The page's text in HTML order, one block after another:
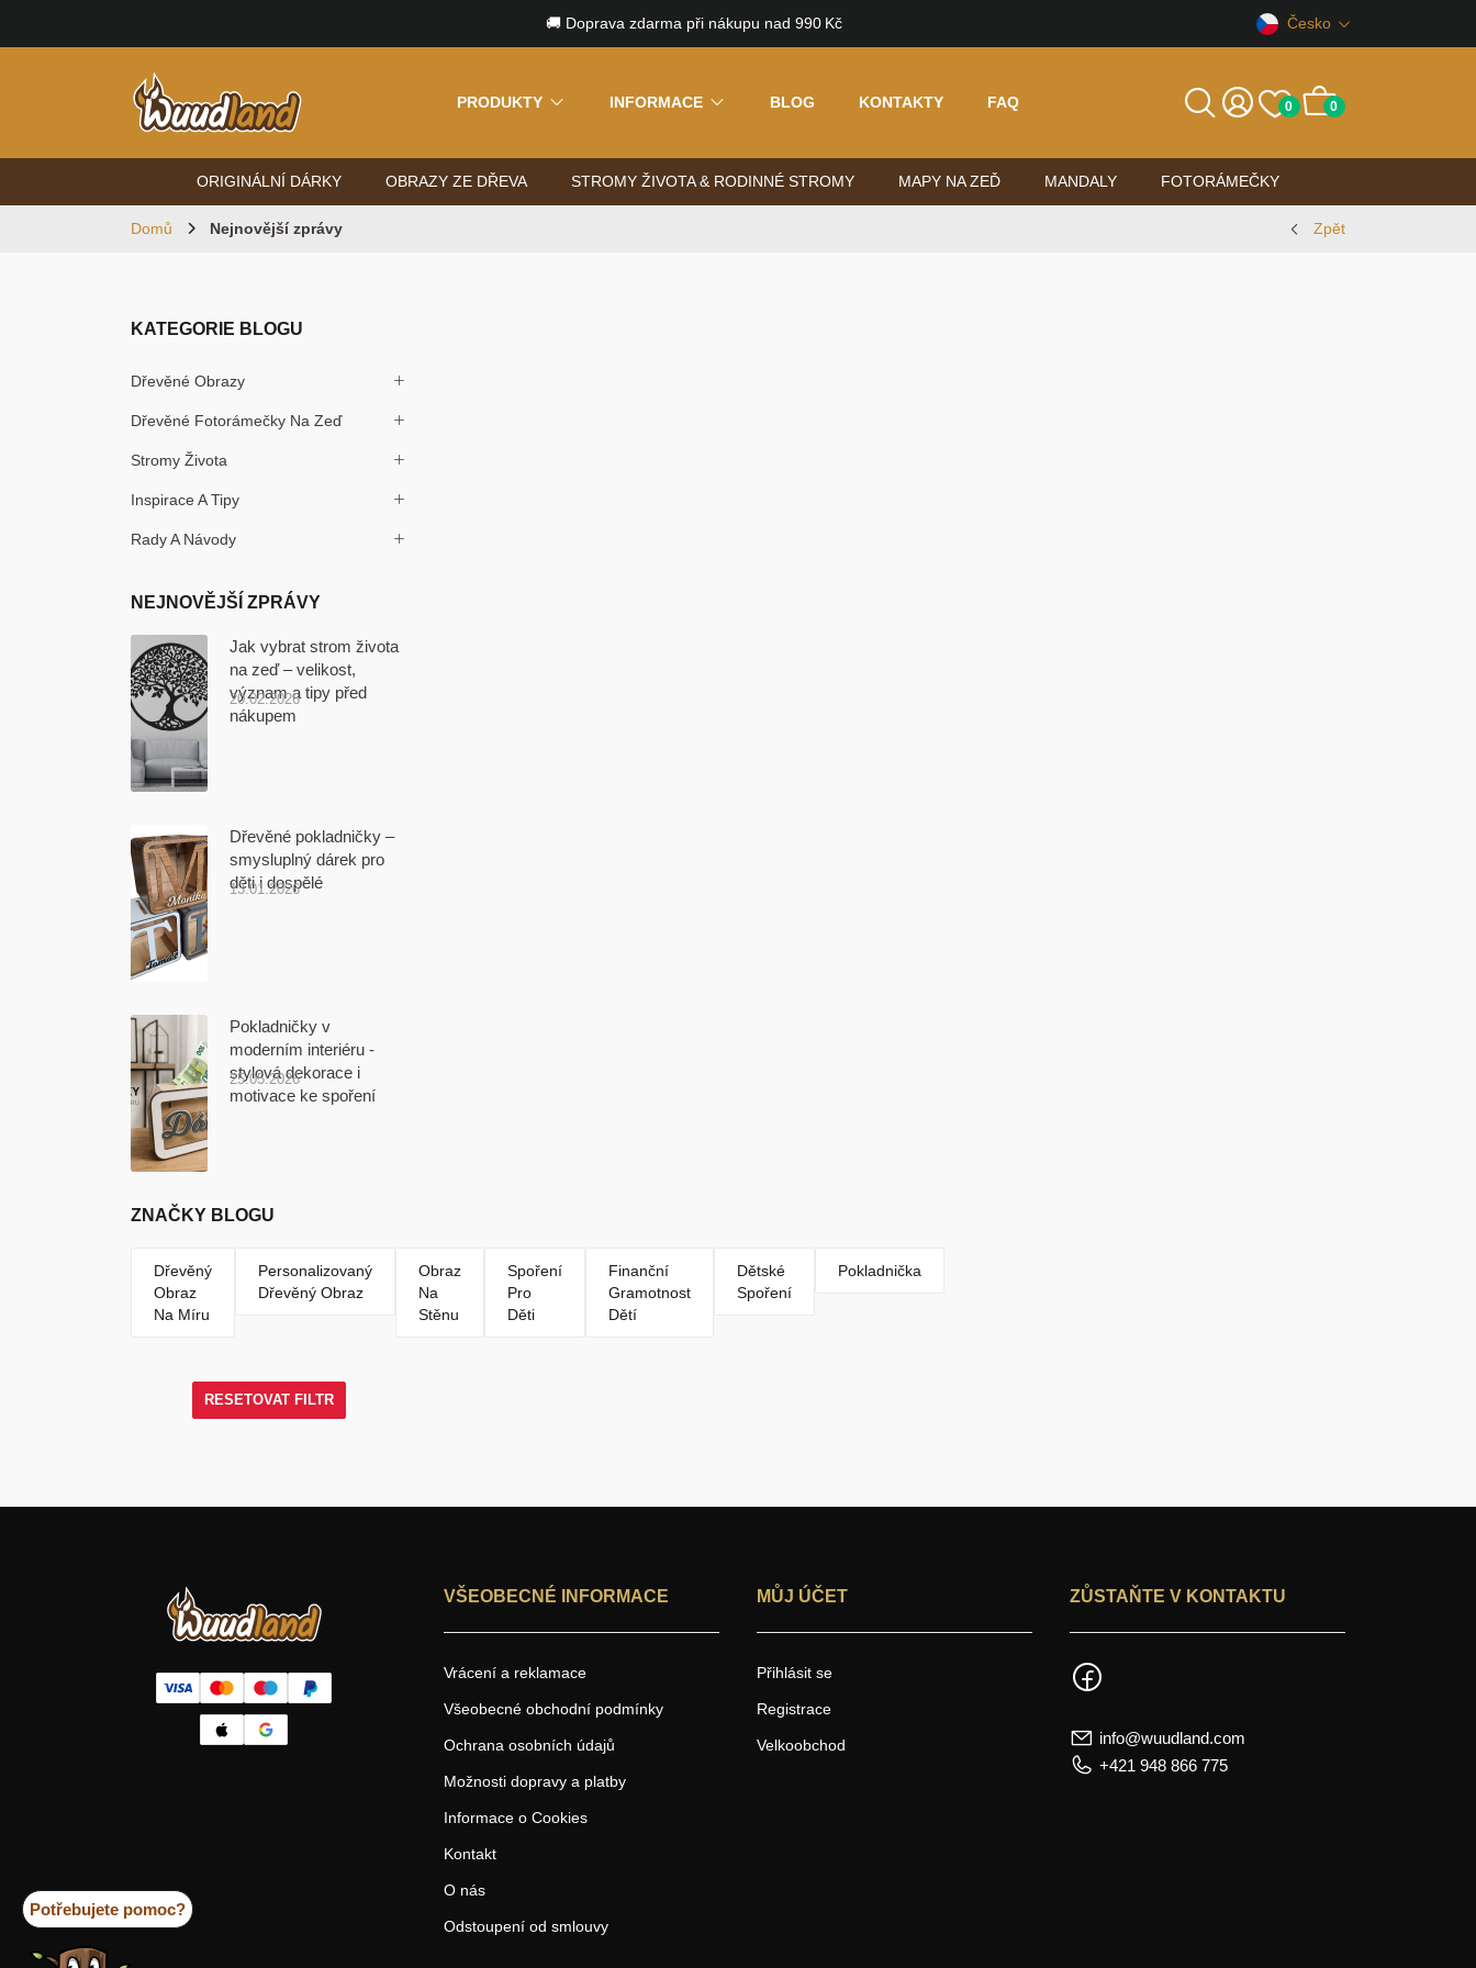
🚚 Doprava zdarma při nákupu nad 990 Kč Česko
PRODUKTY INFORMACE BLOG KONTAKTY FAQ 0 0
ORIGINÁLNÍ DÁRKY OBRAZY ZE DŘEVA STROMY ŽIVOTA & RODINNÉ STROMY MAPY NA ZEĎ MANDALY FOTORÁMEČKY
Domů Nejnovější zprávy Zpět
KATEGORIE BLOGU
Dřevěné Obrazy
Dřevěné Fotorámečky Na Zeď
Stromy Života
Inspirace A Tipy
Rady A Návody
NEJNOVĚJŠÍ ZPRÁVY
Jak vybrat strom života
na zeď – velikost,
význam a tipy před
nákupem
20.02.2026
Dřevěné pokladničky –
smysluplný dárek pro
děti i dospělé
13.01.2026
Pokladničky v
moderním interiéru -
stylová dekorace i
motivace ke spoření
25.05.2026
ZNAČKY BLOGU
Dřevěný
Obraz
Na Míru
Personalizovaný
Dřevěný Obraz
Obraz
Na
Stěnu
Spoření
Pro
Děti
Finanční
Gramotnost
Dětí
Dětské
Spoření
Pokladnička
RESETOVAT FILTR
VŠEOBECNÉ INFORMACE
Vrácení a reklamace
Všeobecné obchodní podmínky
Ochrana osobních údajů
Možnosti dopravy a platby
Informace o Cookies
Kontakt
O nás
Odstoupení od smlouvy
MŮJ ÚČET
Přihlásit se
Registrace
Velkoobchod
ZŮSTAŇTE V KONTAKTU
info@wuudland.com
+421 948 866 775
Potřebujete pomoc?